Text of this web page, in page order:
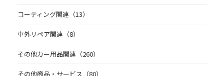
コーティング関連（13）
車外リペア関連（8）
その他カー用品関連（260）
その他商品・サービス（80）